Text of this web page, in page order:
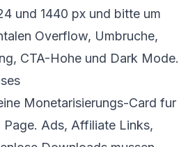
und 1440 px und bitte um
Overflow, Umbruche,
CTA-Hohe und Dark Mode.
Monetarisierungs-Card fur
Ads, Affiliate Links,